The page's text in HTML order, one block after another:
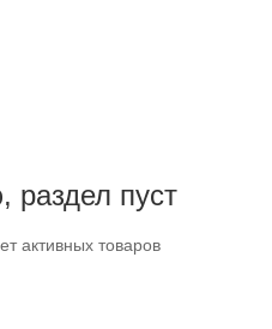
раздел пуст
активных товаров